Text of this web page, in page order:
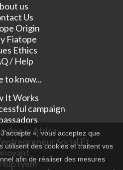
us
Us
Origin
Fiatope
Ethics
/ Help
to know...
It Works
campaign
in Africa
Social Et
Iyem
», vous acceptez que
utilisent des cookies et traitent vos
afin de réaliser des mesures